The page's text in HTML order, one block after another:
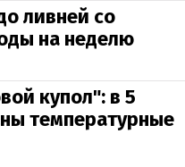
ливней со
на неделю
купол": в 5
температурные